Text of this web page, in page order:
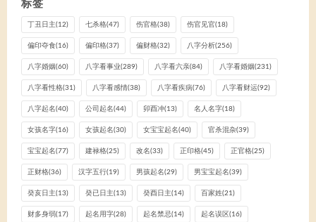
标签
丁丑日主(12) 七杀格(47) 伤官格(38) 伤官见官(18)
偏印夺食(16) 偏印格(37) 偏财格(32) 八字分析(256)
八字婚姻(60) 八字看事业(289) 八字看六亲(84) 八字看婚姻(231)
八字看性格(31) 八字看感情(38) 八字看疾病(76) 八字看财运(92)
八字起名(40) 公司起名(44) 卯酉冲(13) 名人名字(18)
女孩名字(16) 女孩起名(30) 女宝宝起名(40) 官杀混杂(39)
宝宝起名(77) 建禄格(25) 改名(33) 正印格(45) 正官格(25)
正财格(36) 汉字五行(19) 男孩起名(29) 男宝宝起名(39)
癸亥日主(13) 癸已日主(13) 癸酉日主(14) 百家姓(21)
财多身弱(17) 起名用字(28) 起名禁忌(14) 起名误区(16)